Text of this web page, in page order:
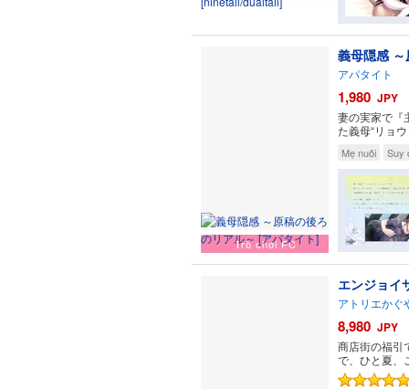
Trò chơi PC
義母隠感
アパタイト
1,980 JPY
妻の実家で『
た義母“リョ
Mẹ nuôi Suy
エンジョイ
アトリエかぐ
8,980 JPY
商店街の福引
で、ひと夏、